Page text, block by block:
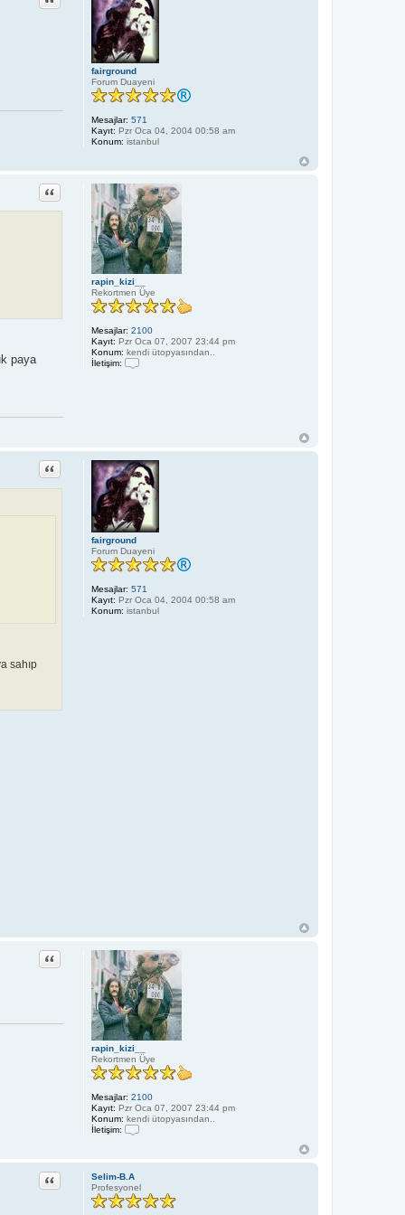
fairground
Forum Duayeni
Mesajlar: 571
Kayıt: Pzr Oca 04, 2004 00:58 am
Konum: istanbul
rapin_kizi__
Rekortmen Üye
Mesajlar: 2100
Kayıt: Pzr Oca 07, 2007 23:44 pm
Konum: kendi ütopyasından..
İletişim:
m
r
a
p
i
n
_
k
i
_
Alıntı
paya
fairground
Forum Duayeni
Mesajlar: 571
Kayıt: Pzr Oca 04, 2004 00:58 am
Konum: istanbul
Alıntı
sahıp
rapin_kizi__
Rekortmen Üye
Mesajlar: 2100
Kayıt: Pzr Oca 07, 2007 23:44 pm
Konum: kendi ütopyasından..
İletişim:
e
i
i
Alıntı
Selim-B.A
Profesyonel
Alıntı